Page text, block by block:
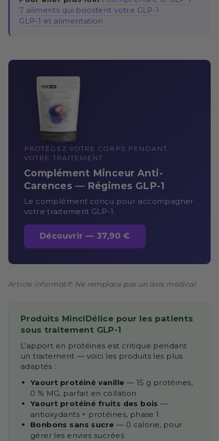
7 aliments qui boostent votre GLP-1 ·
GLP-1 et alimentation
PROTÉGEZ VOTRE CORPS PENDANT
VOTRE TRAITEMENT
Complément Minceur Anti-
Carences — Régimes GLP-1
Le complément conçu pour accompagner
votre traitement GLP-1.
Découvrir — 37,90 €
Article informatif. Ne remplace pas un avis médical.
Produits MinciDélice pour les patients
sous traitement GLP-1
L’apport en protéines est critique pendant
un traitement — voici les produits les plus
adaptés :
Yaourt protéiné vanille — 15 g protéines,
0 % MG, parfait en collätion
Yaourt protéiné fruits des bois —
antioxydants + protéines, phase 1
Bonbons sans sucre — 0 calorie, pour
gérer les envies sucrées